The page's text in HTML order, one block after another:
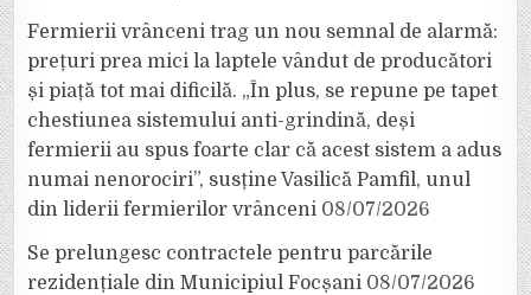
Fermierii vrânceni trag un nou semnal de alarmă:
prețuri prea mici la laptele vândut de producători
și piață tot mai dificilă. „În plus, se repune pe tapet
chestiunea sistemului anti-grindină, deși
fermierii au spus foarte clar că acest sistem a adus
numai nenorociri”, susține Vasilică Pamfil, unul
din liderii fermierilor vrânceni 08/07/2026
Se prelungesc contractele pentru parcările
rezidențiale din Municipiul Focșani 08/07/2026